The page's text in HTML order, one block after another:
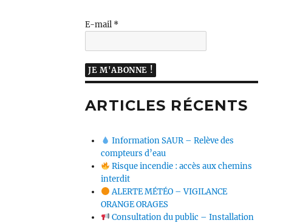
E-mail *
ARTICLES RÉCENTS
Information SAUR – Relève des
compteurs d’eau
Risque incendie : accès aux chemins
interdit
ALERTE MÉTÉO – VIGILANCE
ORANGE ORAGES
Consultation du public – Installation